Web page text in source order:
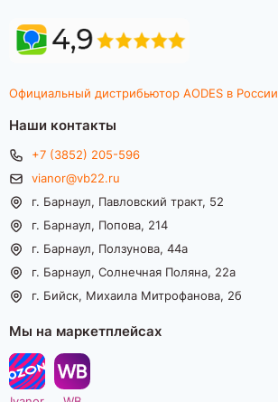
Официальный дистрибьютор AODES в России
Наши контакты
+7 (3852) 205-596
vianor@vb22.ru
г. Барнаул, Павловский тракт, 52
г. Барнаул, Попова, 214
г. Барнаул, Ползунова, 44а
г. Барнаул, Солнечная Поляна, 22а
г. Бийск, Михаила Митрофанова, 2б
Мы на маркетплейсах